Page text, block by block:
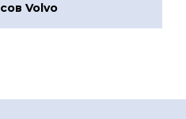
Volvo